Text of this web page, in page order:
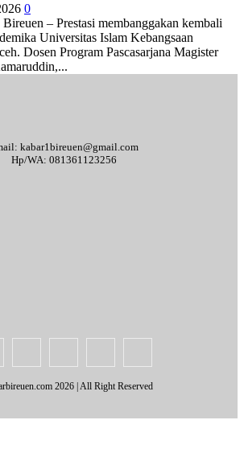
0
– Prestasi membanggakan kembali
Universitas Islam Kebangsaan
Dosen Program Pascasarjana Magister
kabar1bireuen@gmail.com
Hp/WA: 081361123256
2026 | All Right Reserved